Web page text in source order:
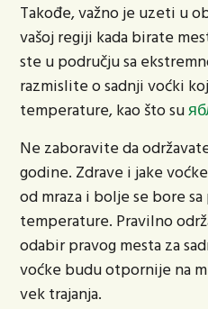
Takođe, važno je uzeti u
vašoj regiji kada birate
ste u području sa
razmislite o sadnji voćki
temperature, kao što su
Ne zaboravite da
godine. Zdrave i jake
od mraza i bolje se bore
temperature. Pravilno
odabir pravog mesta za
voćke budu otpornije na
vek trajanja.